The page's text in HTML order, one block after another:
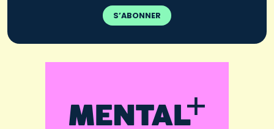
S’ABONNER